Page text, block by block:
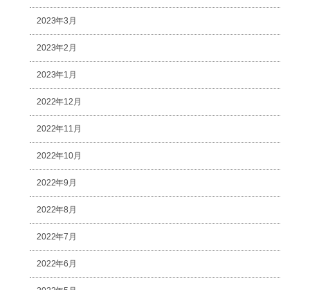
2023年3月
2023年2月
2023年1月
2022年12月
2022年11月
2022年10月
2022年9月
2022年8月
2022年7月
2022年6月